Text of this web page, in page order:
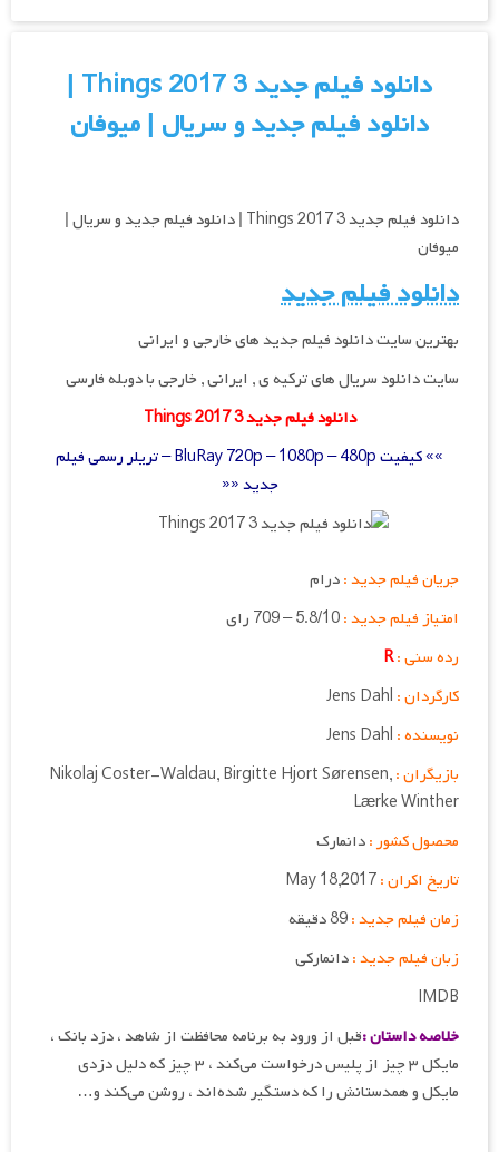
دانلود فیلم جدید 3 Things 2017 |
دانلود فیلم جدید و سریال | میوفان
دانلود فیلم جدید 3 Things 2017 | دانلود فیلم جدید و سریال |
میوفان
دانلود فیلم جدید
بهترین سایت دانلود فیلم جدید های خارجی و ایرانی
سایت دانلود سریال های ترکیه ی , ایرانی , خارجی با دوبله فارسی
دانلود فیلم جدید 3 Things 2017
»» کیفیت BluRay 720p – 1080p – 480p – تریلر رسمی فیلم
جدید ««
جریان فیلم جدید :درام
امتیاز فیلم جدید :
رده سنی :R
کارگردان :
نویسنده : Jens Dahl
بازیگران :Nikolaj Coster-Waldau, Birgitte Hjort Sørensen,
Lærke Winther
محصول کشور :دانمارک
تاریخ اکران :
زمان فیلم جدید :
زبان فیلم جدید :دانمارکی
IMDB
خلاصه داستان :قبل از ورود به برنامه محافظت از شاهد ، دزد بانک ،
مایکل ۳ چیز از پلیس درخواست می‌کند ، ۳ چیز که دلیل دزدی
مایکل و همدستانش را که دستگیر شده‌اند ، روشن می‌کند و…